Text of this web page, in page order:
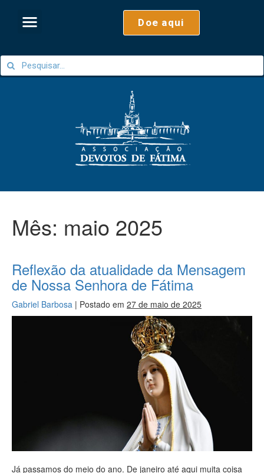
Doe aqui
Mês: maio 2025
Reflexão da atualidade da Mensagem
de Nossa Senhora de Fátima
Gabriel Barbosa | Postado em 27 de maio de 2025
Já passamos do meio do ano. De janeiro até aqui muita coisa